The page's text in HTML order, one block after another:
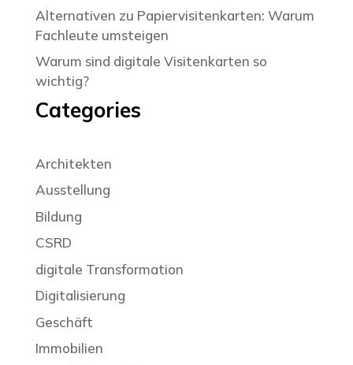
Alternativen zu Papiervisitenkarten: Warum
Fachleute umsteigen
Warum sind digitale Visitenkarten so
wichtig?
Categories
Architekten
Ausstellung
Bildung
CSRD
digitale Transformation
Digitalisierung
Geschäft
Immobilien